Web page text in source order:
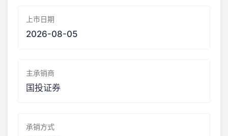
上市日期
2026-08-05
主承销商
国投证券
承销方式